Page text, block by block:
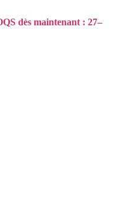
dès maintenant : 27–